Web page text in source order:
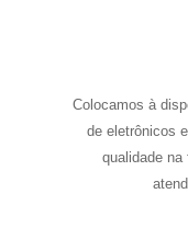
Colocamos à
de eletrônicos
qualidade na